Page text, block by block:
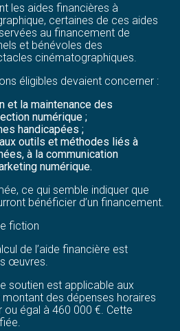
les aides financières à
certaines de ces aides
au financement de
et bénévoles des
cinématographiques.
éligibles devaient concerner :
et la maintenance des
numérique ;
handicapées ;
outils et méthodes liés à
à la communication
numérique.
ce qui semble indiquer que
bénéficier d’un financement.
fiction
de l’aide financière est
œuvres.
soutien est applicable aux
des dépenses horaires
ou égal à 460 000 €. Cette